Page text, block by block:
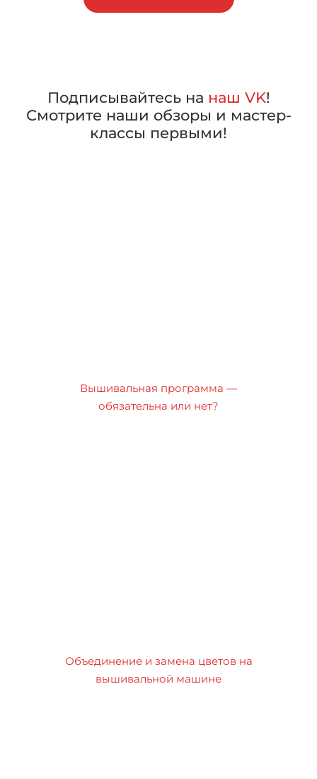
Подписывайтесь на наш VK!
Смотрите наши обзоры и мастер-
классы первыми!
Вышивальная программа —
обязательна или нет?
Объединение и замена цветов на
вышивальной машине